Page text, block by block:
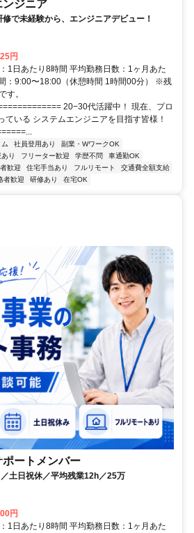
ンジニア
修で未経験から、エンジニアデビュー！
円
1日あたり8時間 平均勤務日数：1ヶ月あた
：9:00〜18:00（休憩時間 1時間00分） ※残
す。
20−30代活躍中！ 現在、プロ
ている システムエンジニアを目指す皆様！
社員登用あり
副業・WワークOK
り フリーター歓迎 学歴不問
車通勤OK
歓迎 住宅手当あり フルリモート
交通費全額支給
者歓迎 研修あり 在宅OK
ートメンバー
土日祝休／平均残業12h／25万
円
1日あたり8時間 平均勤務日数：1ヶ月あた